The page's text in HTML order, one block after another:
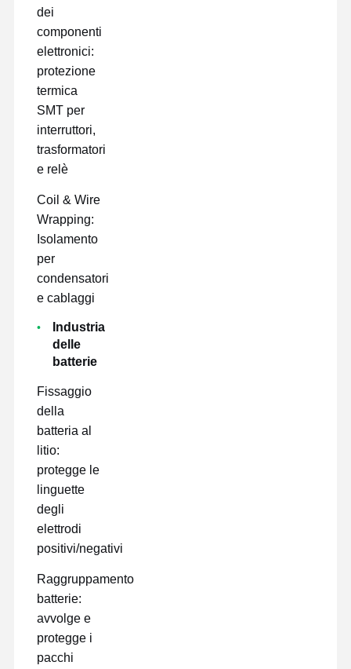
dei
componenti
elettronici:
protezione
termica
SMT per
interruttori,
trasformatori
e relè
Coil & Wire
Wrapping:
Isolamento
per
condensatori
e cablaggi
Industria
delle
batterie
Fissaggio
della
batteria al
litio:
protegge le
linguette
degli
elettrodi
positivi/negativi
Raggruppamento
batterie:
avvolge e
protegge i
pacchi